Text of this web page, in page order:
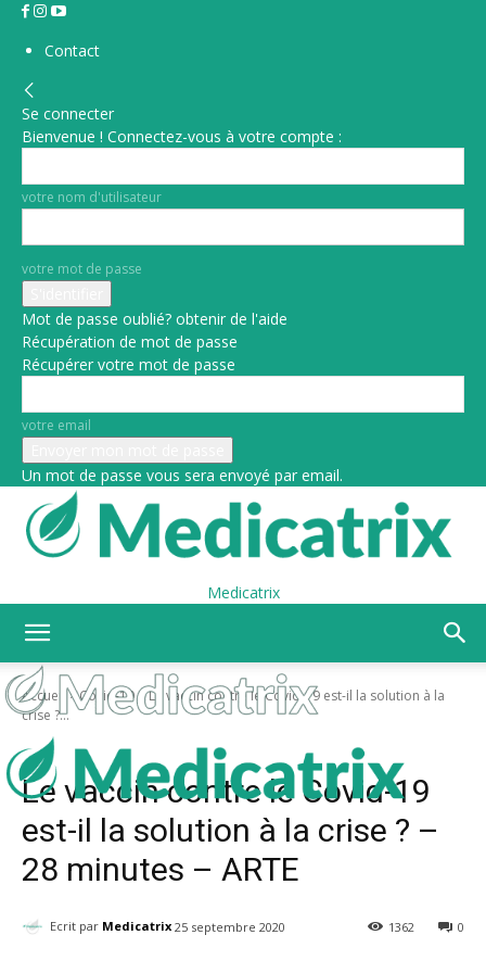
Contact
Se connecter
Bienvenue ! Connectez-vous à votre compte :
votre nom d'utilisateur
votre mot de passe
Mot de passe oublié? obtenir de l'aide
Récupération de mot de passe
Récupérer votre mot de passe
votre email
Un mot de passe vous sera envoyé par email.
Medicatrix
Accueil Covid-19
Le vaccin contre le Covid-19 est-il la solution à la
crise ?...
Covid-19 Vaccins
Le vaccin contre le Covid-19
est-il la solution à la crise ? –
28 minutes – ARTE
Ecrit par Medicatrix 25 septembre 2020 0
1362